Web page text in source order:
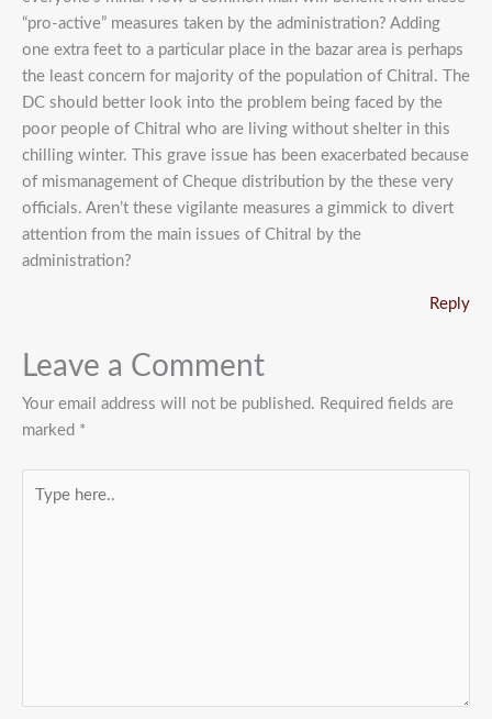
“pro-active” measures taken by the administration? Adding
one extra feet to a particular place in the bazar area is perhaps
the least concern for majority of the population of Chitral. The
DC should better look into the problem being faced by the
poor people of Chitral who are living without shelter in this
chilling winter. This grave issue has been exacerbated because
of mismanagement of Cheque distribution by the these very
officials. Aren’t these vigilante measures a gimmick to divert
attention from the main issues of Chitral by the
administration?
Reply
Leave a Comment
Your email address will not be published. Required fields are
marked *
here..